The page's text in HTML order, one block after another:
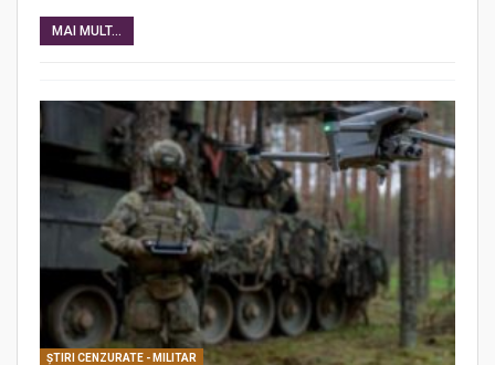
MAI MULT...
ŞTIRI CENZURATE - MILITAR